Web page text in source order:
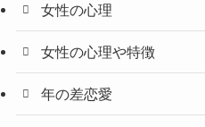
女性の心理
女性の心理や特徴
年の差恋愛